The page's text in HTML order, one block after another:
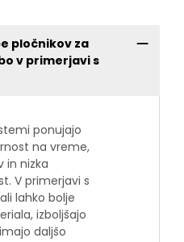
pločnikov za
v primerjavi s
ponujajo
na vreme,
in nizka
V primerjavi s
lahko bolje
izboljšajo
daljšo